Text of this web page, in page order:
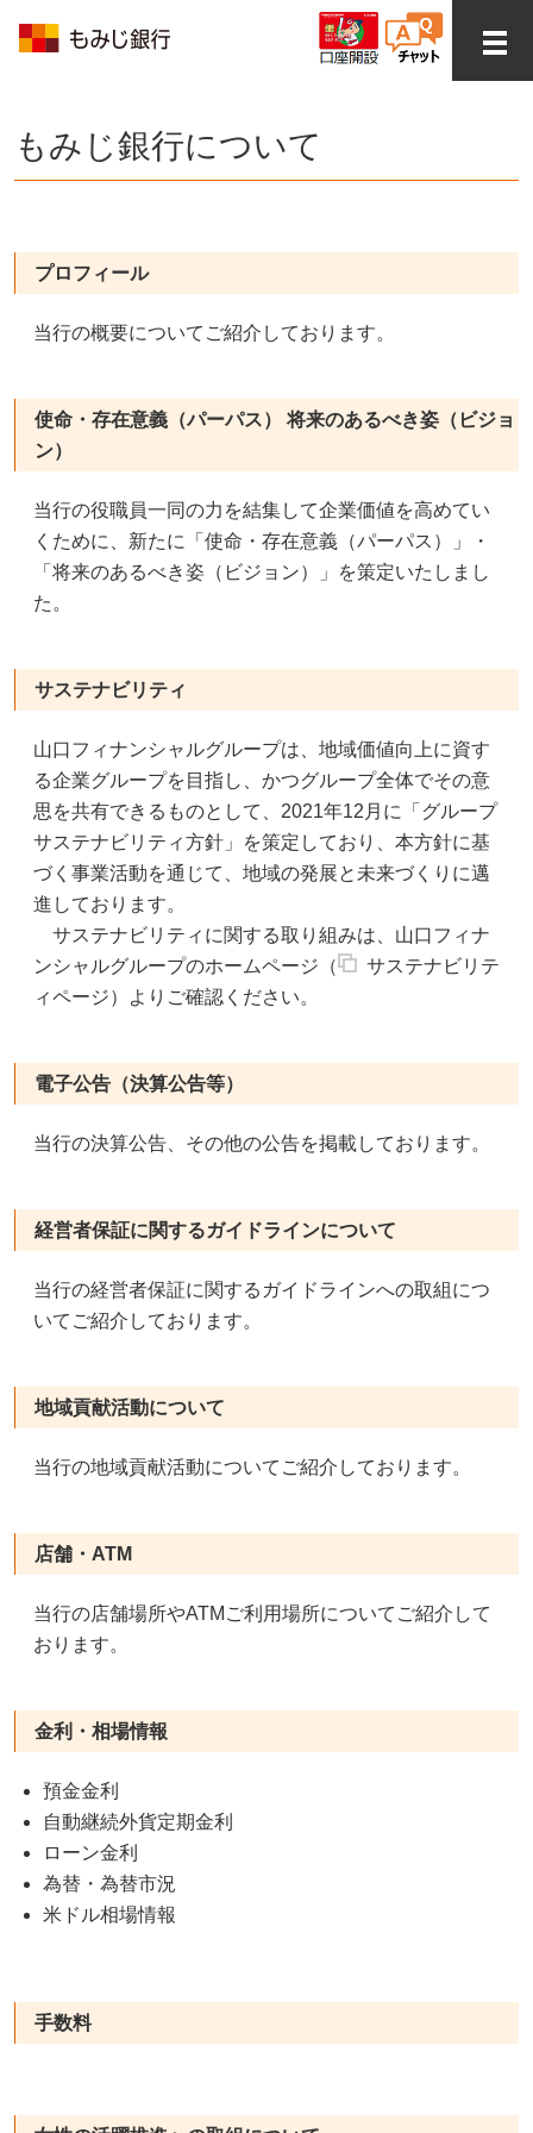
もみじ銀行について
プロフィール
当行の概要についてご紹介しております。
使命・存在意義（パーパス） 将来のあるべき姿（ビジョ
ン）
当行の役職員一同の力を結集して企業価値を高めてい
くために、新たに「使命・存在意義（パーパス）」・
「将来のあるべき姿（ビジョン）」を策定いたしまし
た。
サステナビリティ
山口フィナンシャルグループは、地域価値向上に資す
る企業グループを目指し、かつグループ全体でその意
思を共有できるものとして、2021年12月に「グループ
サステナビリティ方針」を策定しており、本方針に基
づく事業活動を通じて、地域の発展と未来づくりに邁
進しております。
サステナビリティに関する取り組みは、山口フィナ
ンシャルグループのホームページ（
サステナビリテ
ィページ）よりご確認ください。
電子公告（決算公告等）
当行の決算公告、その他の公告を掲載しております。
経営者保証に関するガイドラインについて
当行の経営者保証に関するガイドラインへの取組につ
いてご紹介しております。
地域貢献活動について
当行の地域貢献活動についてご紹介しております。
店舗・ATM
当行の店舗場所やATMご利用場所についてご紹介して
おります。
金利・相場情報
預金金利
自動継続外貨定期金利
ローン金利
為替・為替市況
米ドル相場情報
手数料